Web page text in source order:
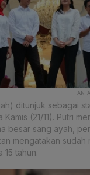
ditunjuk sebagai
(21/11). Putri
besar sang ayah,
mengatakan sudah
15 tahun.